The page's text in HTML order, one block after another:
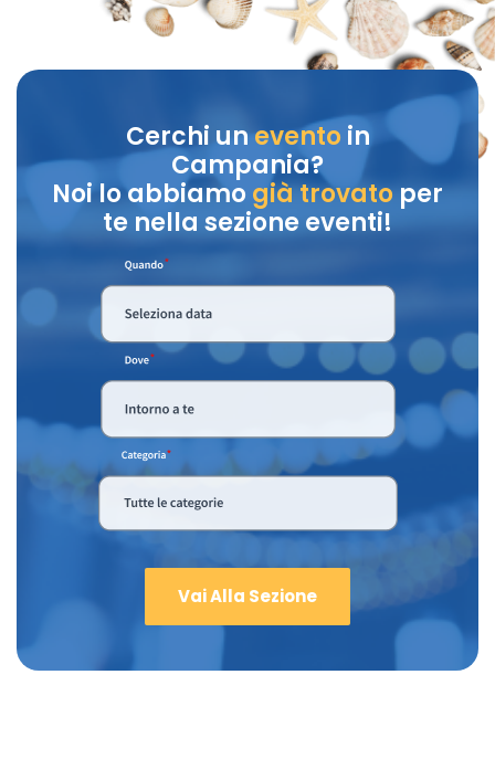
Cerchi unevento in
Campania?
Noi lo abbiamo già trovatoper
te nella sezione eventi!
Vai Alla Sezione